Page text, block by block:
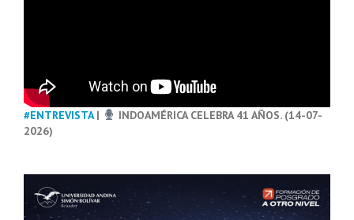
#ENTREVISTA|
INDOAMÉRICA CELEBRA 41 AÑOS. (14-07-
2026)